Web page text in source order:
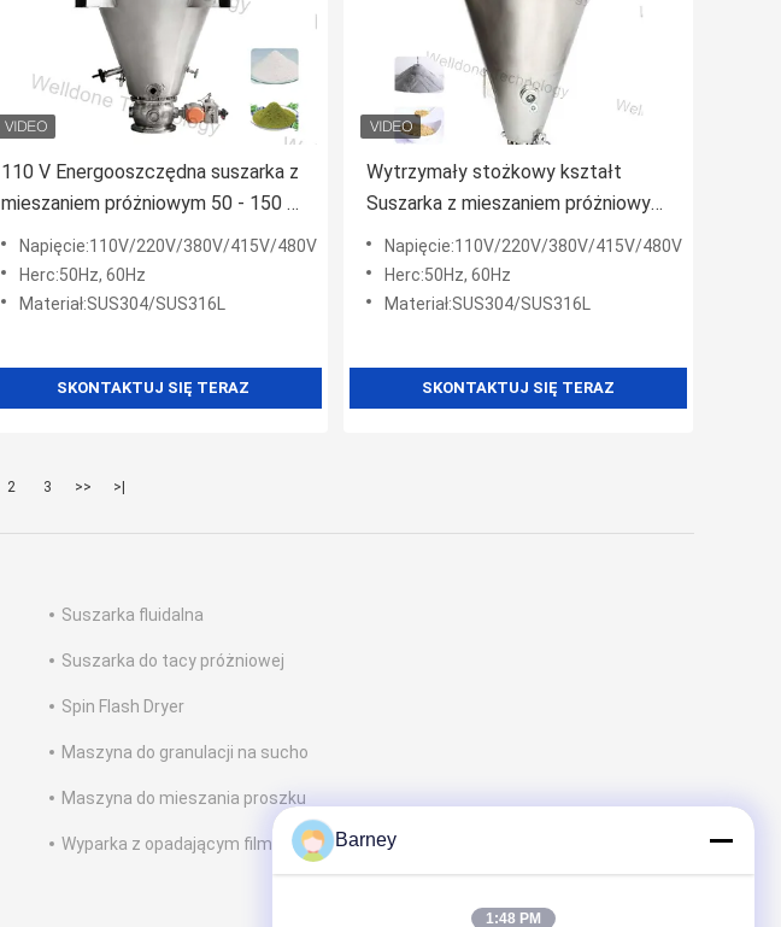
110 V Energooszczędna suszarka z
mieszaniem próżniowym 50 - 150 ℃
Temperatura suszenia
Napięcie:110V/220V/380V/415V/480V
Herc:50Hz, 60Hz
Materiał:SUS304/SUS316L
SKONTAKTUJ SIĘ TERAZ
Wytrzymały stożkowy kształt
Suszarka z mieszaniem próżniowym
Prosta struktura 1.
Napięcie:110V/220V/380V/415V/480V
Herc:50Hz, 60Hz
Materiał:SUS304/SUS316L
SKONTAKTUJ SIĘ TERAZ
2 3 >> >|
Suszarka fluidalna
Suszarka do tacy próżniowej
Spin Flash Dryer
Maszyna do granulacji na sucho
Maszyna do mieszania proszku
Wyparka z opadającym filmem cieczyBarney
1:48 PM